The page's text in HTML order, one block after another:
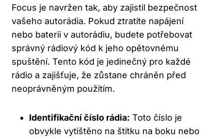
Focus ⁤je navržen tak, aby zajistil bezpečnost
vašeho autorádia. Pokud ztratíte napájení
nebo baterii v autorádiu, budete​ potřebovat
správný rádiový kód k‌ jeho opětovnému
spuštění. Tento‍ kód je jedinečný pro každé
rádio a zajišťuje, že zůstane chráněn před
neoprávněným‌ použitím.
Identifikační číslo rádia: Toto číslo je
⁤obvykle vytištěno na štítku na boku nebo